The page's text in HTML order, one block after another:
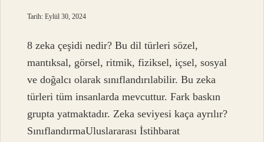
Tarih: Eylül 30, 2024
8 zeka çeşidi nedir? Bu dil türleri sözel,
mantıksal, görsel, ritmik, fiziksel, içsel, sosyal
ve doğalcı olarak sınıflandırılabilir. Bu zeka
türleri tüm insanlarda mevcuttur. Fark baskın
grupta yatmaktadır. Zeka seviyesi kaça ayrılır?
SınıflandırmaUluslararası İstihbarat